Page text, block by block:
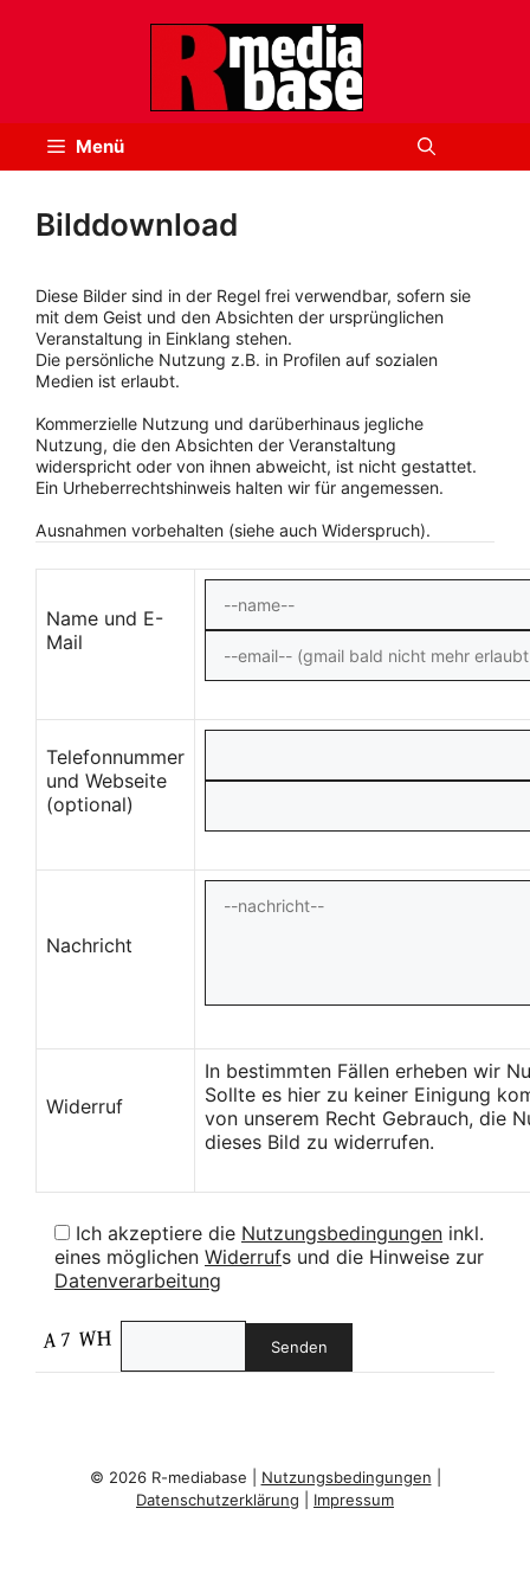
Menü
Bilddownload
Diese Bilder sind in der Regel frei verwendbar, sofern sie
mit dem Geist und den Absichten der ursprünglichen
Veranstaltung in Einklang stehen.
Die persönliche Nutzung z.B. in Profilen auf sozialen
Medien ist erlaubt.
Kommerzielle Nutzung und darüberhinaus jegliche
Nutzung, die den Absichten der Veranstaltung
widerspricht oder von ihnen abweicht, ist nicht gestattet.
Ein Urheberrechtshinweis halten wir für angemessen.
Ausnahmen vorbehalten (siehe auch Widerspruch).
Name und E-
Mail
Telefonnummer
und Webseite
(optional)
Nachricht
Widerruf
In bestimmten Fällen erheben wir
Sollte es hier zu keiner Einigung
von unserem Recht Gebrauch, die
dieses Bild zu widerrufen.
Ich akzeptiere die Nutzungsbedingungen inkl.
eines möglichen Widerrufs und die Hinweise zur
Datenverarbeitung
© 2026 R-mediabase | Nutzungsbedingungen
Datenschutzerklärung
Impressum